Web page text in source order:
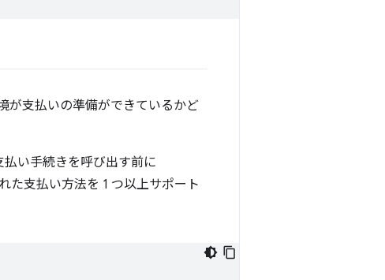
が支払いの準備ができているかど
い手続きを呼び出す前に
た支払い方法を 1 つ以上サポート